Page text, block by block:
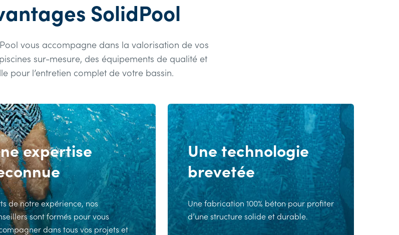
SolidPool
vous accompagne dans la valorisation de vos
sur-mesure, des équipements de qualité et
pour l’entretien complet de votre bassin.
expertise
de notre expérience, nos
sont formés pour vous
dans tous vos projets et
Une technologie
brevetée
Une fabrication 100% béton pour profiter
d’une structure solide et durable.